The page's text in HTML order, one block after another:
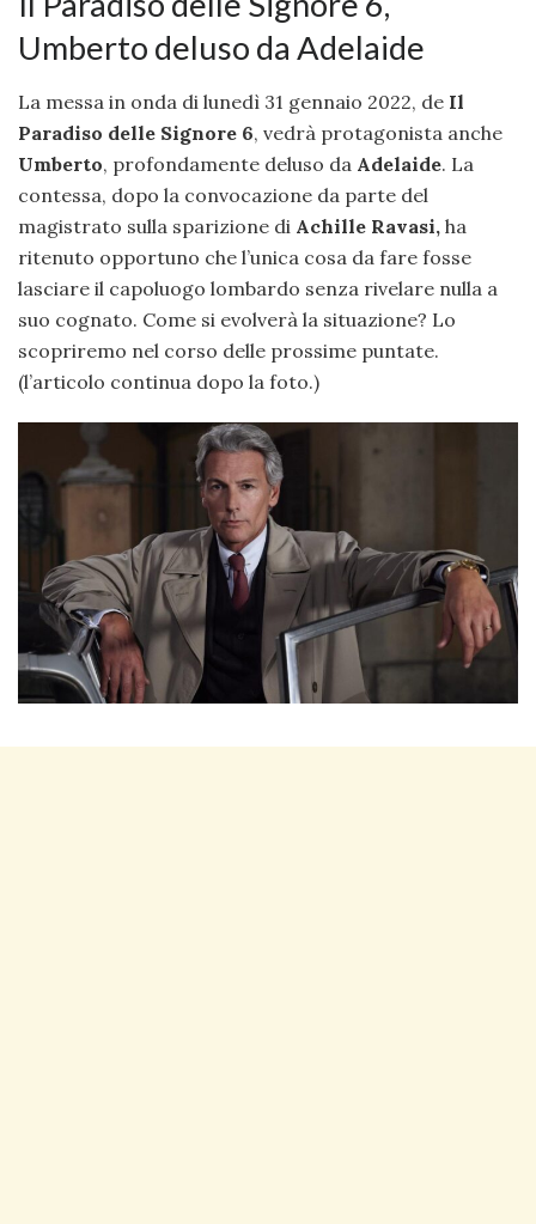
Umberto deluso da Adelaide
La messa in onda di lunedì 31 gennaio 2022, de Il
Paradiso delle Signore 6, vedrà protagonista anche
Umberto, profondamente deluso da Adelaide. La
contessa, dopo la convocazione da parte del
magistrato sulla sparizione di Achille Ravasi, ha
ritenuto opportuno che l’unica cosa da fare fosse
lasciare il capoluogo lombardo senza rivelare nulla a
suo cognato. Come si evolverà la situazione? Lo
scopriremo nel corso delle prossime puntate.
(l’articolo continua dopo la foto.)